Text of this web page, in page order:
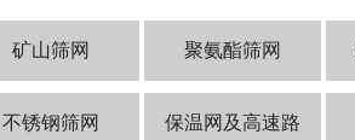
矿山筛网 聚氨酯筛网
不锈钢筛网 保温网及高速路